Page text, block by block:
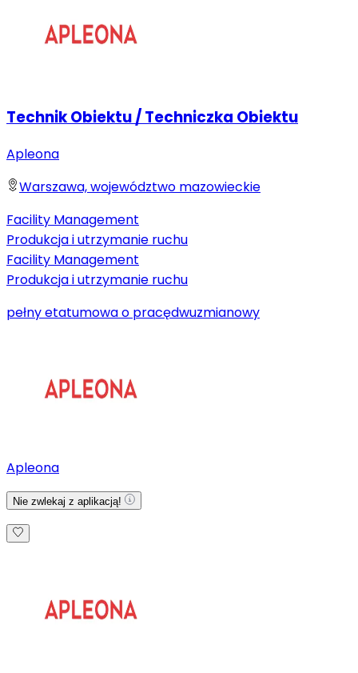
Technik Obiektu / Techniczka Obiektu
Apleona
Warszawa, województwo mazowieckie
Facility Management
Produkcja i utrzymanie ruchu
Facility Management
Produkcja i utrzymanie ruchu
pełny etatumowa o pracędwuzmianowy
Apleona
Nie zwlekaj z aplikacją!